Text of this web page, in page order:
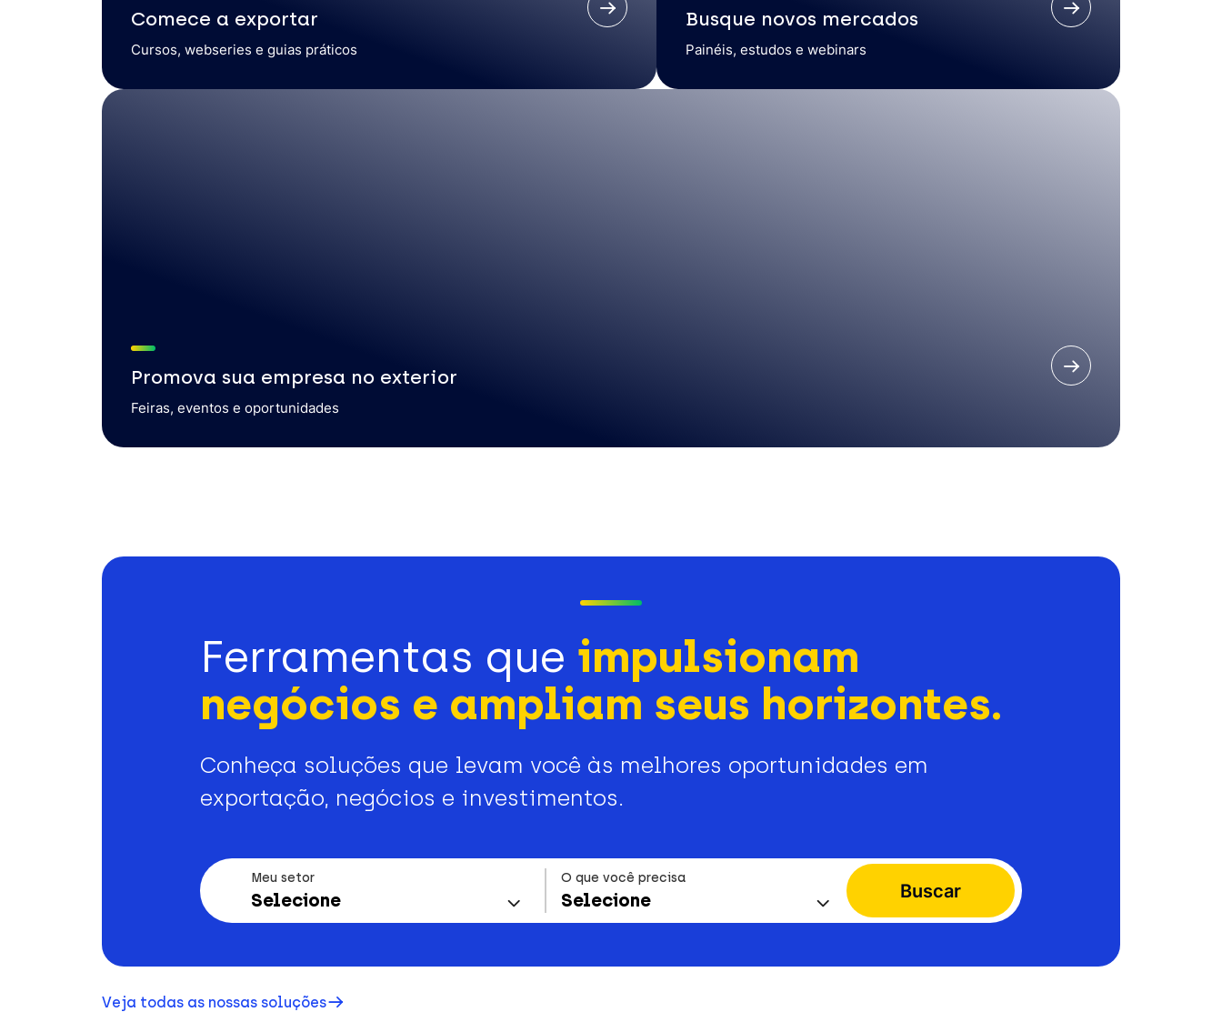
Comece a exportar
Cursos, webseries e guias práticos
Busque novos mercados
Painéis, estudos e webinars
Promova sua empresa no exterior
Feiras, eventos e oportunidades
Ferramentas que impulsionam
negócios e ampliam seus horizontes.
Conheça soluções que levam você às melhores oportunidades em
exportação, negócios e investimentos.
Meu setor
Selecione
O que você precisa
Selecione Buscar
Veja todas as nossas soluções